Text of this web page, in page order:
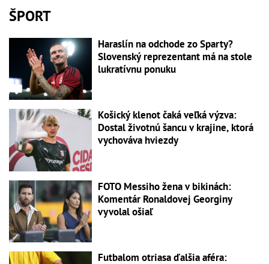
ŠPORT
Haraslín na odchode zo Sparty?
Slovenský reprezentant má na stole
lukratívnu ponuku
Košický klenot čaká veľká výzva:
Dostal životnú šancu v krajine, ktorá
vychováva hviezdy
FOTO Messiho žena v bikinách:
Komentár Ronaldovej Georginy
vyvolal ošiaľ
Futbalom otriasa ďalšia aféra: